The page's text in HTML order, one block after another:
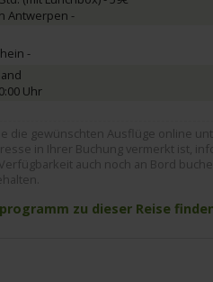
Antwerpen -
-
Uhr
die gewünschten Ausflüge online
in Ihrer Buchung vermerkt ist,
auch noch an Bord
zu dieser Reise